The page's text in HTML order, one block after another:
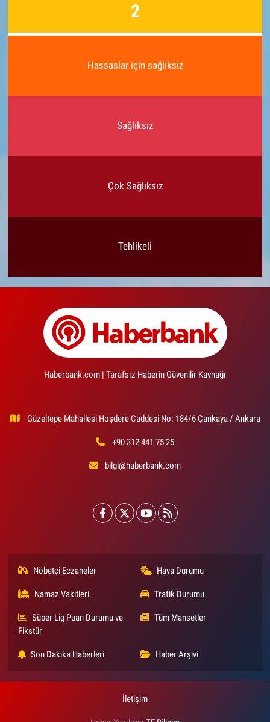
2
Hassaslar için sağlıksız
Sağlıksız
Çok Sağlıksız
Tehlikeli
Haberbank.com | Tarafsız Haberin Güvenilir Kaynağı
Güzeltepe Mahallesi Hoşdere Caddesi No: 184/6 Çankaya / Ankara
+90 312 441 75 25
bilgi@haberbank.com
Nöbetçi Eczaneler Hava Durumu
Namaz Vakitleri Trafik Durumu
Süper Lig Puan Durumu ve
Fikstür
Tüm Manşetler
Son Dakika Haberleri Haber Arşivi
İletişim